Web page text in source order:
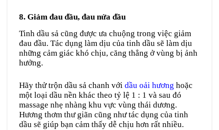
8. Giảm đau đầu, đau nửa đầu
Tinh dầu sả cũng được ưa chuộng trong việc giảm
đau đầu. Tác dụng làm dịu của tinh dầu sẽ làm dịu
những cảm giác khó chịu, căng thẳng ở vùng bị ảnh
hưởng.
Hãy thử trộn dầu sả chanh với dầu oải hương hoặc
một loại dầu nền khác theo tỷ lệ 1 : 1 và sau đó
massage nhẹ nhàng khu vực vùng thái dương.
Hương thơm thư giãn cũng như tác dụng của tinh
dầu sẽ giúp bạn cảm thấy dễ chịu hơn rất nhiều.